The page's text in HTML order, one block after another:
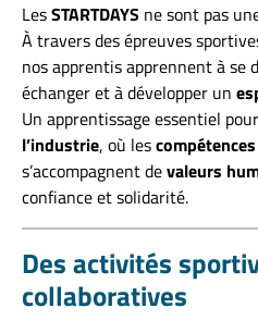
LesSTARTDAYS ne sont pas
À travers des épreuves
nos apprentis apprennent à se
échanger et à développer un
Un apprentissage essentiel
l’industrie, où les
s’accompagnent devaleurs
confiance et solidarité.
Des activités
collaboratives